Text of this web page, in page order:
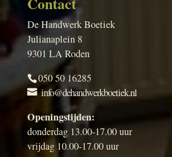
De Handwerk Boetiek
Julianaplein 8
9301 LA Roden
050 50 16285
info@dehandwerkboetiek.nl
Openingstijden:
donderdag 13.00-17.00 uur
vrijdag 10.00-17.00 uur